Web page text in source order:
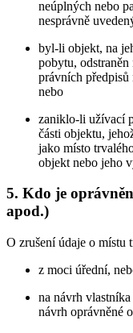
neúplných nebo
nesprávně
byl-li objekt, na
pobytu,
právních
nebo
zaniklo-li užívací
části objektu,
jako místo
objekt nebo jeho
5. Kdo je
apod.)
O zrušení údaje o místu
z moci úřední,
na návrh
návrh oprávněné